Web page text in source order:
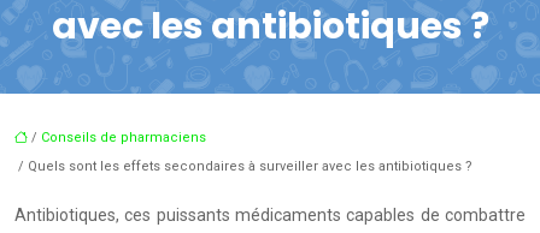
avec les antibiotiques ?
/ Conseils de pharmaciens
/ Quels sont les effets secondaires à surveiller avec les antibiotiques ?
Antibiotiques, ces puissants médicaments capables de combattre